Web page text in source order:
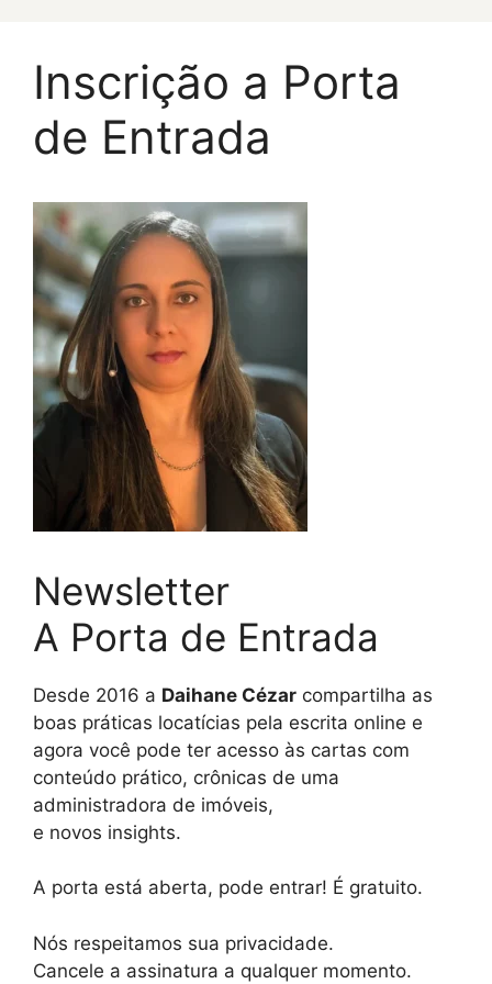
conteúdo
Inscrição a Porta
de Entrada
Newsletter
A Porta de Entrada
Desde 2016 a Daihane Cézar compartilha as
boas práticas locatícias pela escrita online e
agora você pode ter acesso às cartas com
conteúdo prático, crônicas de uma
administradora de imóveis,
e novos insights.
A porta está aberta, pode entrar! É gratuito.
Nós respeitamos sua privacidade.
Cancele a assinatura a qualquer momento.